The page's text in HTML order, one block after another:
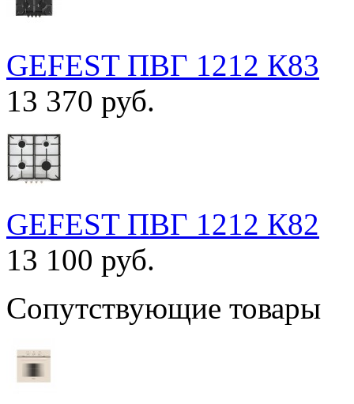
GEFEST ПВГ 1212 К83
13 370 руб.
GEFEST ПВГ 1212 К82
13 100 руб.
Сопутствующие товары